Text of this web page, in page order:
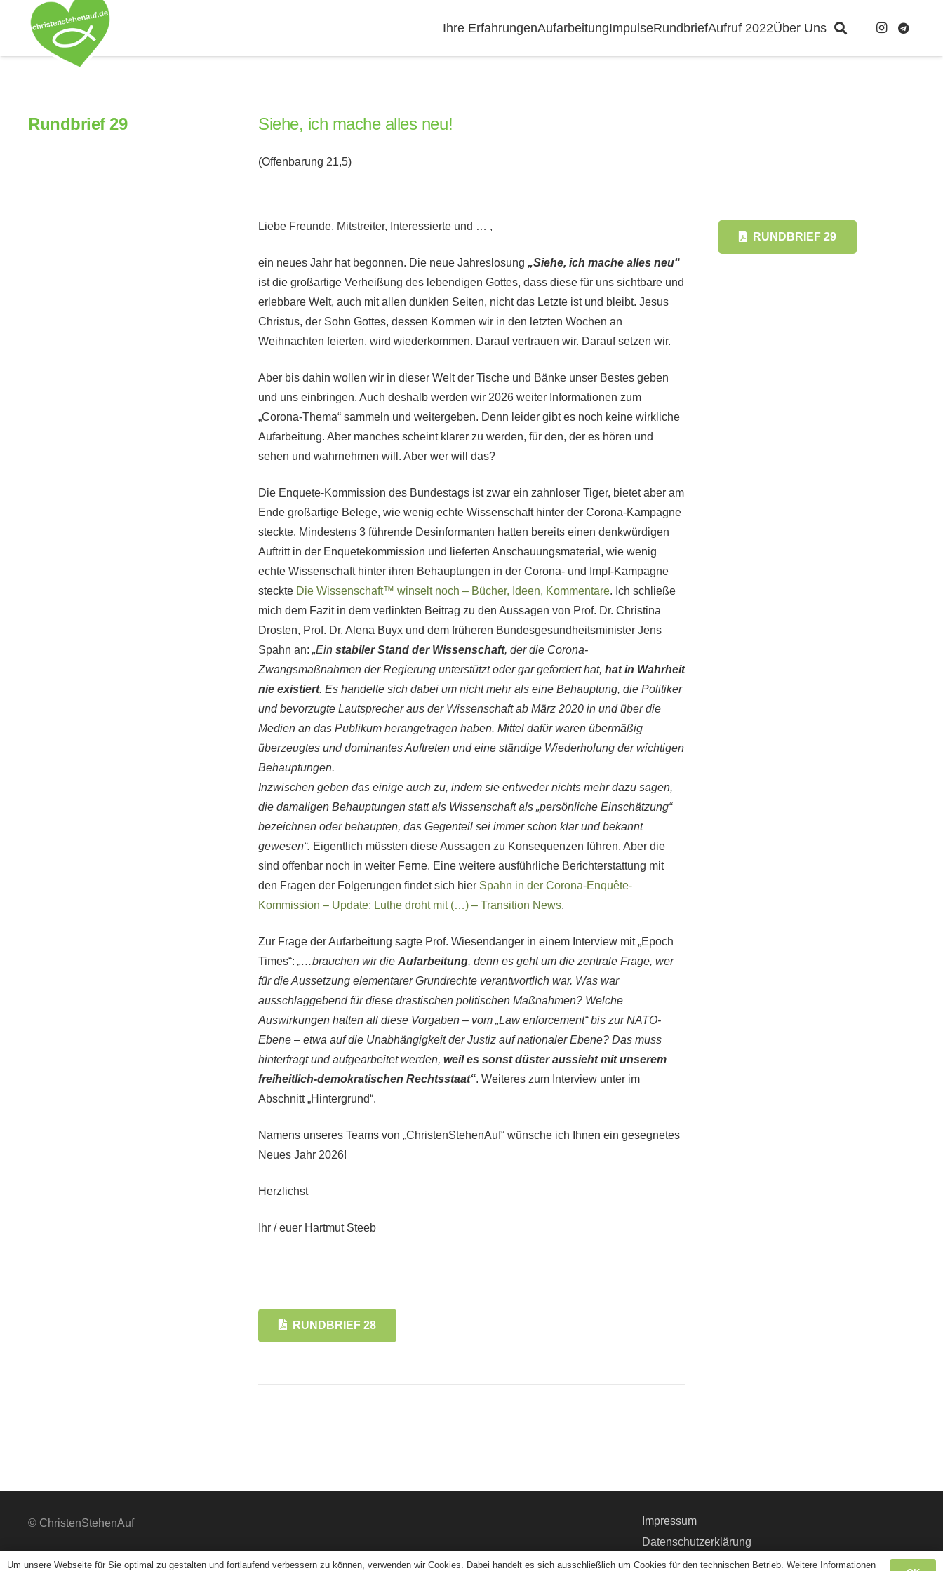
Ihre ErfahrungenAufarbeitungImpulseRundbriefAufruf 2022Über Uns
Rundbrief 29 Siehe, ich mache alles neu!
(Offenbarung 21,5)
Liebe Freunde, Mitstreiter, Interessierte und … ,
ein neues Jahr hat begonnen. Die neue Jahreslosung „Siehe, ich mache alles neu“
ist die großartige Verheißung des lebendigen Gottes, dass diese für uns sichtbare und
erlebbare Welt, auch mit allen dunklen Seiten, nicht das Letzte ist und bleibt. Jesus
Christus, der Sohn Gottes, dessen Kommen wir in den letzten Wochen an
Weihnachten feierten, wird wiederkommen. Darauf vertrauen wir. Darauf setzen wir.
Aber bis dahin wollen wir in dieser Welt der Tische und Bänke unser Bestes geben
und uns einbringen. Auch deshalb werden wir 2026 weiter Informationen zum
„Corona-Thema“ sammeln und weitergeben. Denn leider gibt es noch keine wirkliche
Aufarbeitung. Aber manches scheint klarer zu werden, für den, der es hören und
sehen und wahrnehmen will. Aber wer will das?
Die Enquete-Kommission des Bundestags ist zwar ein zahnloser Tiger, bietet aber am
Ende großartige Belege, wie wenig echte Wissenschaft hinter der Corona-Kampagne
steckte. Mindestens 3 führende Desinformanten hatten bereits einen denkwürdigen
Auftritt in der Enquetekommission und lieferten Anschauungsmaterial, wie wenig
echte Wissenschaft hinter ihren Behauptungen in der Corona- und Impf-Kampagne
steckte Die Wissenschaft™️ winselt noch – Bücher, Ideen, Kommentare. Ich schließe
mich dem Fazit in dem verlinkten Beitrag zu den Aussagen von Prof. Dr. Christina
Drosten, Prof. Dr. Alena Buyx und dem früheren Bundesgesundheitsminister Jens
Spahn an: „Ein stabiler Stand der Wissenschaft, der die Corona-
Zwangsmaßnahmen der Regierung unterstützt oder gar gefordert hat, hat in Wahrheit
nie existiert. Es handelte sich dabei um nicht mehr als eine Behauptung, die Politiker
und bevorzugte Lautsprecher aus der Wissenschaft ab März 2020 in und über die
Medien an das Publikum herangetragen haben. Mittel dafür waren übermäßig
überzeugtes und dominantes Auftreten und eine ständige Wiederholung der wichtigen
Behauptungen.
Inzwischen geben das einige auch zu, indem sie entweder nichts mehr dazu sagen,
die damaligen Behauptungen statt als Wissenschaft als „persönliche Einschätzung“
bezeichnen oder behaupten, das Gegenteil sei immer schon klar und bekannt
gewesen“. Eigentlich müssten diese Aussagen zu Konsequenzen führen. Aber die
sind offenbar noch in weiter Ferne. Eine weitere ausführliche Berichterstattung mit
den Fragen der Folgerungen findet sich hier Spahn in der Corona-Enquête-
Kommission – Update: Luthe droht mit (…) – Transition News.
Zur Frage der Aufarbeitung sagte Prof. Wiesendanger in einem Interview mit „Epoch
Times“: „…brauchen wir die Aufarbeitung, denn es geht um die zentrale Frage, wer
für die Aussetzung elementarer Grundrechte verantwortlich war. Was war
ausschlaggebend für diese drastischen politischen Maßnahmen? Welche
Auswirkungen hatten all diese Vorgaben – vom „Law enforcement“ bis zur NATO-
Ebene – etwa auf die Unabhängigkeit der Justiz auf nationaler Ebene? Das muss
hinterfragt und aufgearbeitet werden, weil es sonst düster aussieht mit unserem
freiheitlich-demokratischen Rechtsstaat“. Weiteres zum Interview unter im
Abschnitt „Hintergrund“.
Namens unseres Teams von „ChristenStehenAuf“ wünsche ich Ihnen ein gesegnetes
Neues Jahr 2026!
Herzlichst
Ihr / euer Hartmut Steeb
RUNDBRIEF 28
RUNDBRIEF 29
© ChristenStehenAuf
Impressum
Datenschutzerklärung
Intern
Um unsere Webseite für Sie optimal zu gestalten und fortlaufend verbessern zu können, verwenden wir Cookies. Dabei handelt es sich ausschließlich um Cookies für den technischen Betrieb. Weitere Informationen